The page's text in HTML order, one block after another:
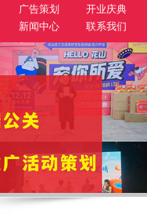
广告策划
开业庆典
新闻中心 联系我们